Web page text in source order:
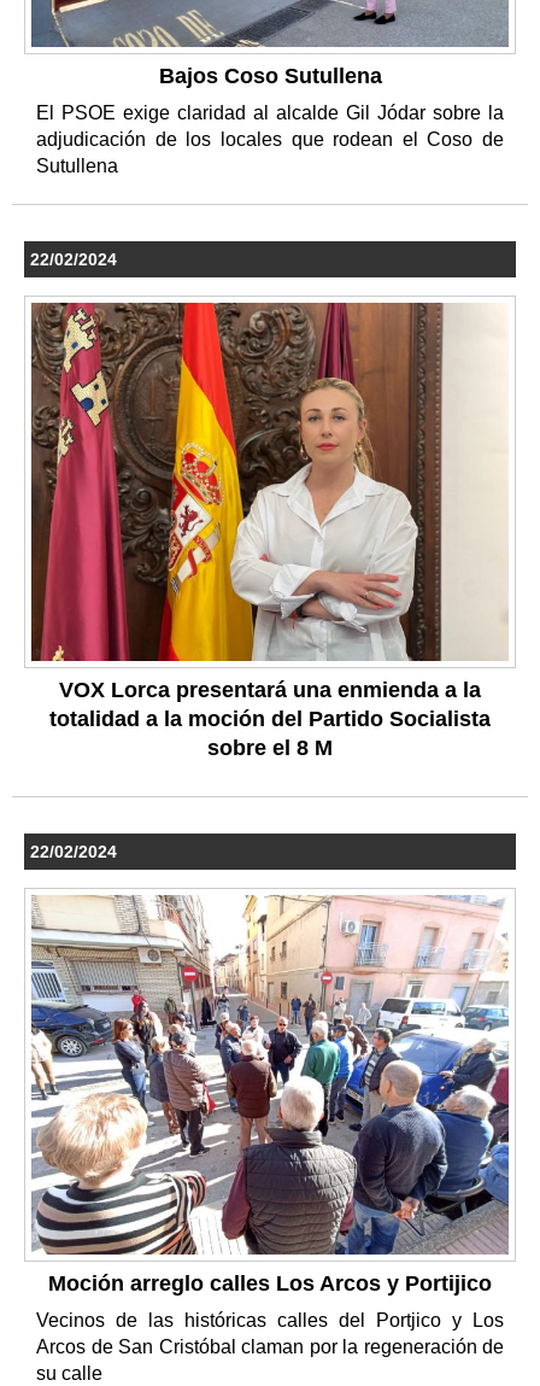
Bajos Coso Sutullena
El PSOE exige claridad al alcalde Gil Jódar sobre la
adjudicación de los locales que rodean el Coso de
Sutullena
22/02/2024
VOX Lorca presentará una enmienda a la
totalidad a la moción del Partido Socialista
sobre el 8 M
22/02/2024
Moción arreglo calles Los Arcos y Portijico
Vecinos de las históricas calles del Portjico y Los
Arcos de San Cristóbal claman por la regeneración de
su calle